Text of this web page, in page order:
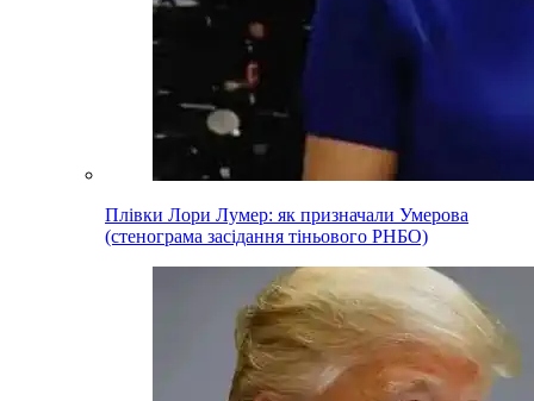
Плівки Лори Лумер: як призначали Умерова
(стенограма засідання тіньового РНБО)